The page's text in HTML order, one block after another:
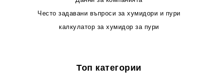
Често задавани въпроси за хумидори и пури
калкулатор за хумидор за пури
Топ категории